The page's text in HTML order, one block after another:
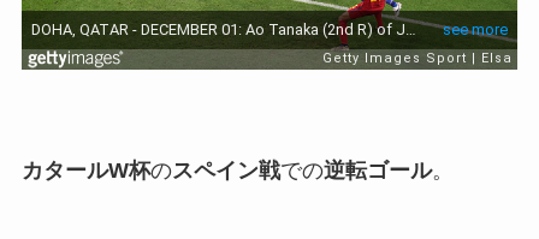
カタールW杯のスペイン戦での逆転ゴール。